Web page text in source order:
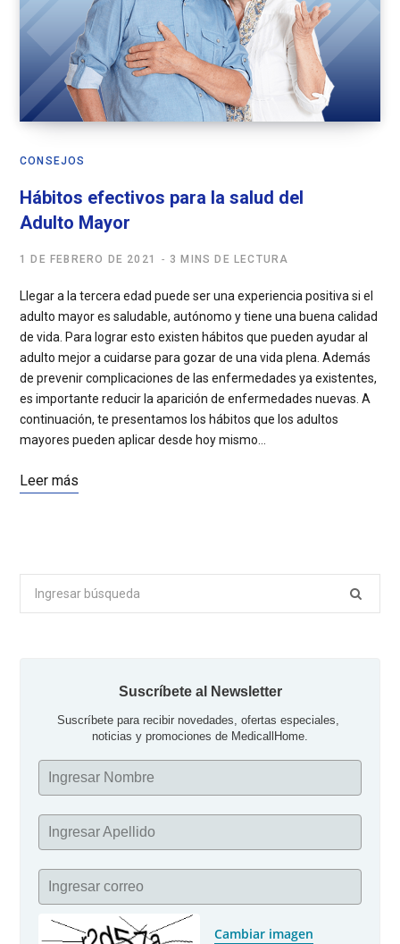
CONSEJOS
Hábitos efectivos para la salud del
Adulto Mayor
1 DE FEBRERO DE 2021 3 MINS DE LECTURA
Llegar a la tercera edad puede ser una experiencia positiva si el
adulto mayor es saludable, autónomo y tiene una buena calidad
de vida. Para lograr esto existen hábitos que pueden ayudar al
adulto mejor a cuidarse para gozar de una vida plena. Además
de prevenir complicaciones de las enfermedades ya existentes,
es importante reducir la aparición de enfermedades nuevas. A
continuación, te presentamos los hábitos que los adultos
mayores pueden aplicar desde hoy mismo…
Leer más
Suscríbete al Newsletter
Suscríbete para recibir novedades, ofertas especiales,
noticias y promociones de MedicallHome.
Ingresar Nombre
Ingresar Apellido
Ingresar correo
Cambiar imagen